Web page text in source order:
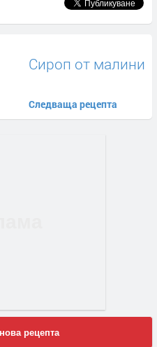
Сироп от малини
Следваща рецепта
рецепта